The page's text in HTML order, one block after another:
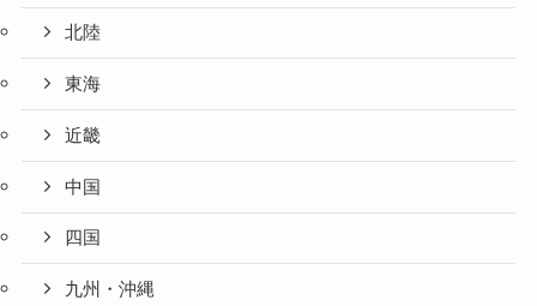
北陸
東海
近畿
中国
四国
九州・沖縄